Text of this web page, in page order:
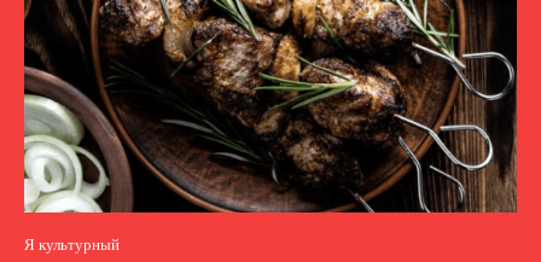
Я культурный